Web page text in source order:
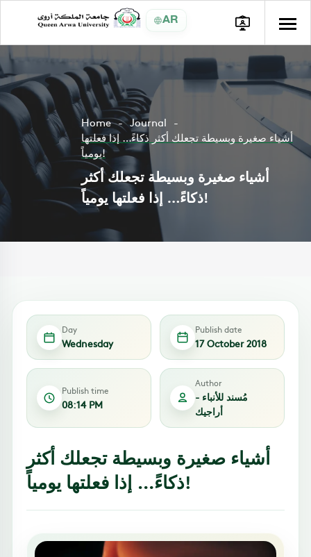
AR
Home
Journal
أشياء صغيرة وبسيطة تجعلك أكثر ذكاءً… إذا فعلتها
يومياً!
أشياء صغيرة وبسيطة تجعلك أكثر
ذكاءً… إذا فعلتها يومياً!
Day
Wednesday
Publish date
17 October 2018
Publish time
08:14 PM
Author
مُسند للأنباء -
أراجيك
أشياء صغيرة وبسيطة تجعلك أكثر
ذكاءً… إذا فعلتها يومياً!